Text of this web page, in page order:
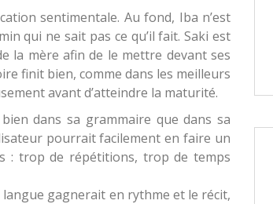
sentimentale. Au fond, Iba n’est
qui ne sait pas ce qu’il fait. Saki est
la mère afin de le mettre devant ses
finit bien, comme dans les meilleurs
avant d’atteindre la maturité.
dans sa grammaire que dans sa
pourrait facilement en faire un
: trop de répétitions, trop de temps
gagnerait en rythme et le récit,